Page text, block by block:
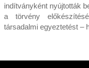
indítványként nyújtották
a törvény
társadalmi egyeztetést –